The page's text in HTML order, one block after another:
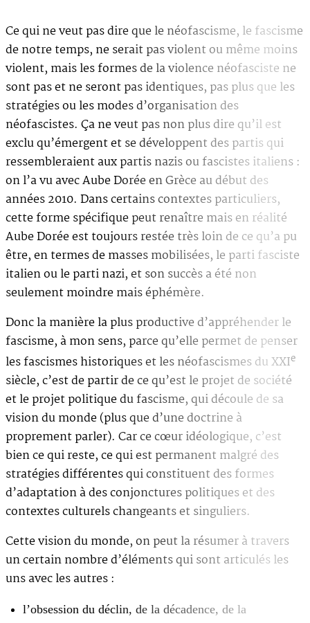
Ce qui ne veut pas dire que le néofascisme, le fascisme
de notre temps, ne serait pas violent ou même moins
violent, mais les formes de la violence néofasciste ne
sont pas et ne seront pas identiques, pas plus que les
stratégies ou les modes d’organisation des
néofascistes. Ça ne veut pas non plus dire qu’il est
exclu qu’émergent et se développent des partis qui
ressembleraient aux partis nazis ou fascistes italiens :
on l’a vu avec Aube Dorée en Grèce au début des
années 2010. Dans certains contextes particuliers,
cette forme spécifique peut renaître mais en réalité
Aube Dorée est toujours restée très loin de ce qu’a pu
être, en termes de masses mobilisées, le parti fasciste
italien ou le parti nazi, et son succès a été non
seulement moindre mais éphémère.
Donc la manière la plus productive d’appréhender le
fascisme, à mon sens, parce qu’elle permet de penser
les fascismes historiques et les néofascismes du XXIe
siècle, c’est de partir de ce qu’est le projet de société
et le projet politique du fascisme, qui découle de sa
vision du monde (plus que d’une doctrine à
proprement parler). Car ce cœur idéologique, c’est
bien ce qui reste, ce qui est permanent malgré des
stratégies différentes qui constituent des formes
d’adaptation à des conjonctures politiques et des
contextes culturels changeants et singuliers.
Cette vision du monde, on peut la résumer à travers
un certain nombre d’éléments qui sont articulés les
uns avec les autres :
l’obsession du déclin, de la décadence, de la